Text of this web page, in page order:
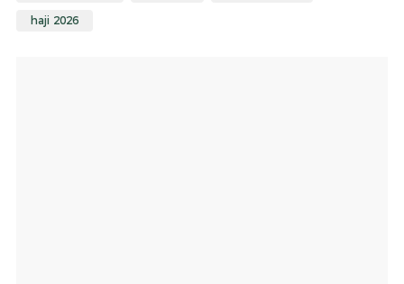
haji 2026